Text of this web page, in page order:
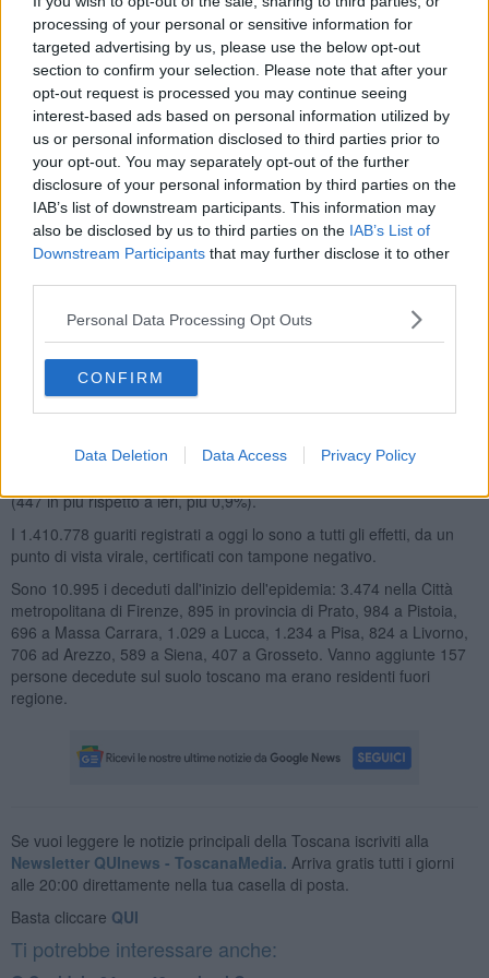
processing of your personal or sensitive information for
targeted advertising by us, please use the below opt-out
section to confirm your selection. Please note that after your
opt-out request is processed you may continue seeing
interest-based ads based on personal information utilized by
us or personal information disclosed to third parties prior to
your opt-out. You may separately opt-out of the further
disclosure of your personal information by third parties on the
IAB’s list of downstream participants. This information may
also be disclosed by us to third parties on the IAB’s List of
Downstream Participants that may further disclose it to other
Personal Data Processing Opt Outs
CONFIRM
Data Deletion Data Access Privacy Policy
antigenici rapidi: di questi il 16,7% è risultato positivo.
Al momento in Toscana risultano 50.126 positivi. I pazienti
ricoverati in ospedale sono 478, 23 in più rispetto a ieri. I pazienti
ricoverati in terapia intensiva sono 16, 1 in più.
La lista dei decessi si aggiorna con 12 nuovi decessi: 5 uomini e 7
donne con un'età media di 83 anni. Relativamente alla provincia di
residenza, le persone decedute sono: 7 a Firenze, 3 a Prato, 1 a
Pistoia, 1 a Pisa.
Asl centro - 398.181 i positivi dall'inizio dell'emergenza nei comuni
della Città metropolitana di Firenze (530 in più rispetto a ieri),
più)
Asl nord ovest - 74.735 a Massa Carrara (129 in più), 158.366 a
Lucca (310 in più), 171.316 a Pisa (277 in più), 133.457 a Livorno
(198 in più)
Asl sud est - 133.872 ad Arezzo (196 in più), 106.104 a Siena (158
In 49.648 sono in isolamento a casa, perché presentano sintomi
(447 in più rispetto a ieri, più 0,9%).
I 1.410.778 guariti registrati a oggi lo sono a tutti gli effetti, da un
punto di vista virale, certificati con tampone negativo.
Sono 10.995 i deceduti dall'inizio dell'epidemia: 3.474 nella Città
metropolitana di Firenze, 895 in provincia di Prato, 984 a Pistoia,
696 a Massa Carrara, 1.029 a Lucca, 1.234 a Pisa, 824 a Livorno,
706 ad Arezzo, 589 a Siena, 407 a Grosseto. Vanno aggiunte 157
persone decedute sul suolo toscano ma erano residenti fuori
regione.
Se vuoi leggere le notizie principali della Toscana iscriviti alla
Newsletter QUInews - ToscanaMedia. Arriva gratis tutti i giorni
alle 20:00 direttamente nella tua casella di posta.
Basta cliccare QUI
Ti potrebbe interessare anche: